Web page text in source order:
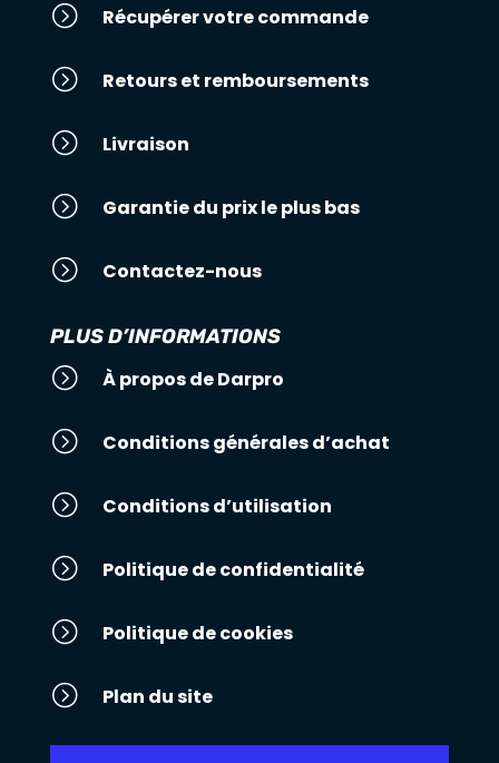
= Récupérer votre commande
= Retours et remboursements
= Livraison
= Garantie du prix le plus bas
= Contactez-nous
PLUS D’INFORMATIONS
= À propos de Darpro
= Conditions générales d’achat
= Conditions d’utilisation
= Politique de confidentialité
= Politique de cookies
= Plan du site